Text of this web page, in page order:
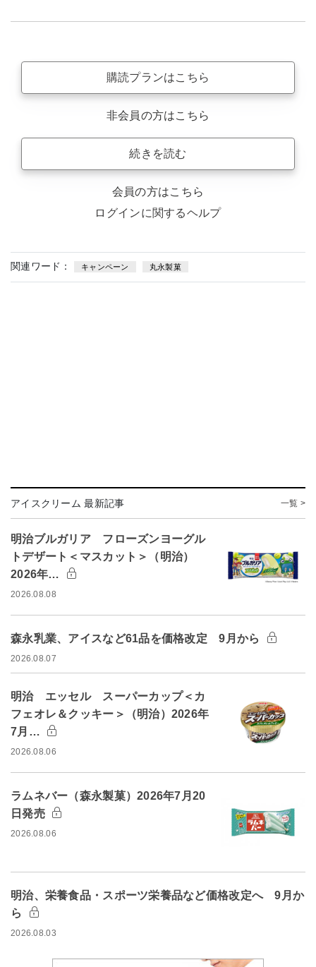
購読プランはこちら
非会員の方はこちら
続きを読む
会員の方はこちら
ログインに関するヘルプ
関連ワード： キャンペーン 丸永製菓
アイスクリーム 最新記事 一覧 >
明治ブルガリア フローズンヨーグル
トデザート＜マスカット＞（明治）
2026年…
2026.08.08
森永乳業、アイスなど61品を価格改定 9月から
2026.08.07
明治 エッセル スーパーカップ＜カ
フェオレ＆クッキー＞（明治）2026年
7月…
2026.08.06
ラムネバー（森永製菓）2026年7月20
日発売
2026.08.06
明治、栄養食品・スポーツ栄養品など価格改定へ 9月か
ら
2026.08.03